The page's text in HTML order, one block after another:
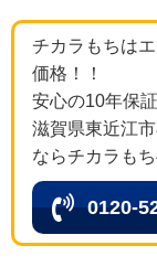
チカラもちは
価格！！
安心の10年保
滋賀県東近江
ならチカラも
0120-